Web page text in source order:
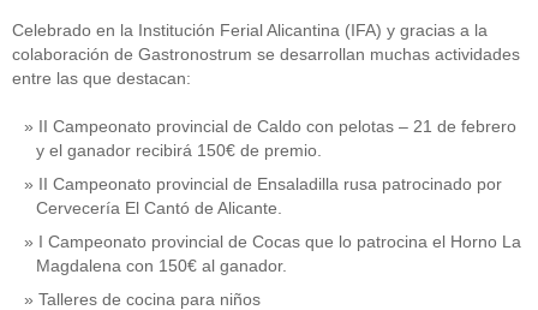
Celebrado en la Institución Ferial Alicantina (IFA) y gracias a la
colaboración de Gastronostrum se desarrollan muchas actividades
entre las que destacan:
II Campeonato provincial de Caldo con pelotas – 21 de febrero
y el ganador recibirá 150€ de premio.
II Campeonato provincial de Ensaladilla rusa patrocinado por
Cervecería El Cantó de Alicante.
I Campeonato provincial de Cocas que lo patrocina el Horno La
Magdalena con 150€ al ganador.
Talleres de cocina para niños